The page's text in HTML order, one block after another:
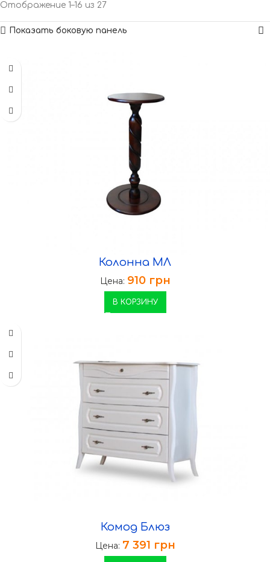
Отображение 1–16 из 27
Показать боковую панель
Колонна МЛ
Цена: 910 грн
В КОРЗИНУ
Комод Блюз
Цена: 7 391 грн